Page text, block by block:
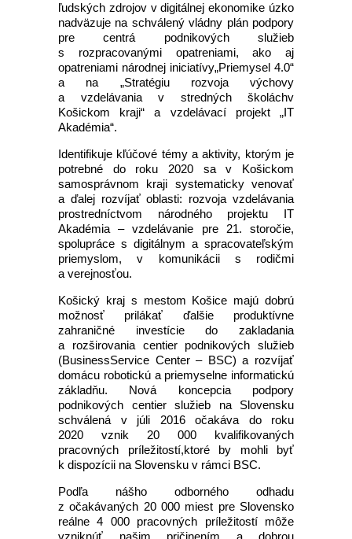
ľudských zdrojov v digitálnej ekonomike úzko
nadväzuje na schválený vládny plán podpory
pre centrá podnikových služieb
s rozpracovanými opatreniami, ako aj
opatreniami národnej iniciatívy„Priemysel 4.0“
a na „Stratégiu rozvoja výchovy
a vzdelávania v stredných školáchv
Košickom kraji“ a vzdelávací projekt „IT
Akadémia“.
Identifikuje kľúčové témy a aktivity, ktorým je
potrebné do roku 2020 sa v Košickom
samosprávnom kraji systematicky venovať
a ďalej rozvíjať oblasti: rozvoja vzdelávania
prostredníctvom národného projektu IT
Akadémia – vzdelávanie pre 21. storočie,
spolupráce s digitálnym a spracovateľským
priemyslom, v komunikácii s rodičmi
a verejnosťou.
Košický kraj s mestom Košice majú dobrú
možnosť prilákať ďalšie produktívne
zahraničné investície do zakladania
a rozširovania centier podnikových služieb
(BusinessService Center – BSC) a rozvíjať
domácu robotickú a priemyselne informatickú
základňu. Nová koncepcia podpory
podnikových centier služieb na Slovensku
schválená v júli 2016 očakáva do roku
2020 vznik 20 000 kvalifikovaných
pracovných príležitostí,ktoré by mohli byť
k dispozícii na Slovensku v rámci BSC.
Podľa nášho odborného odhadu
z očakávaných 20 000 miest pre Slovensko
reálne 4 000 pracovných príležitostí môže
vzniknúť našim pričinením a dobrou